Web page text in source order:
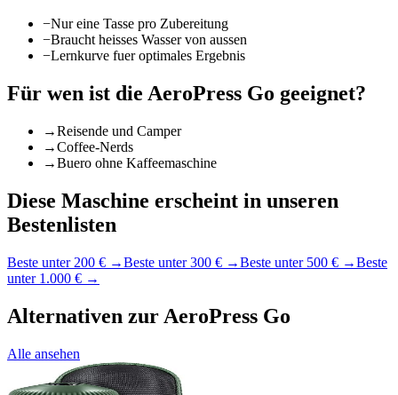
−Nur eine Tasse pro Zubereitung
−Braucht heisses Wasser von aussen
−Lernkurve fuer optimales Ergebnis
Für wen ist die AeroPress Go geeignet?
→Reisende und Camper
→Coffee-Nerds
→Buero ohne Kaffeemaschine
Diese Maschine erscheint in unseren
Bestenlisten
Beste unter 200 € →Beste unter 300 € →Beste unter 500 € →Beste
unter 1.000 € →
Alternativen zur AeroPress Go
Alle ansehen